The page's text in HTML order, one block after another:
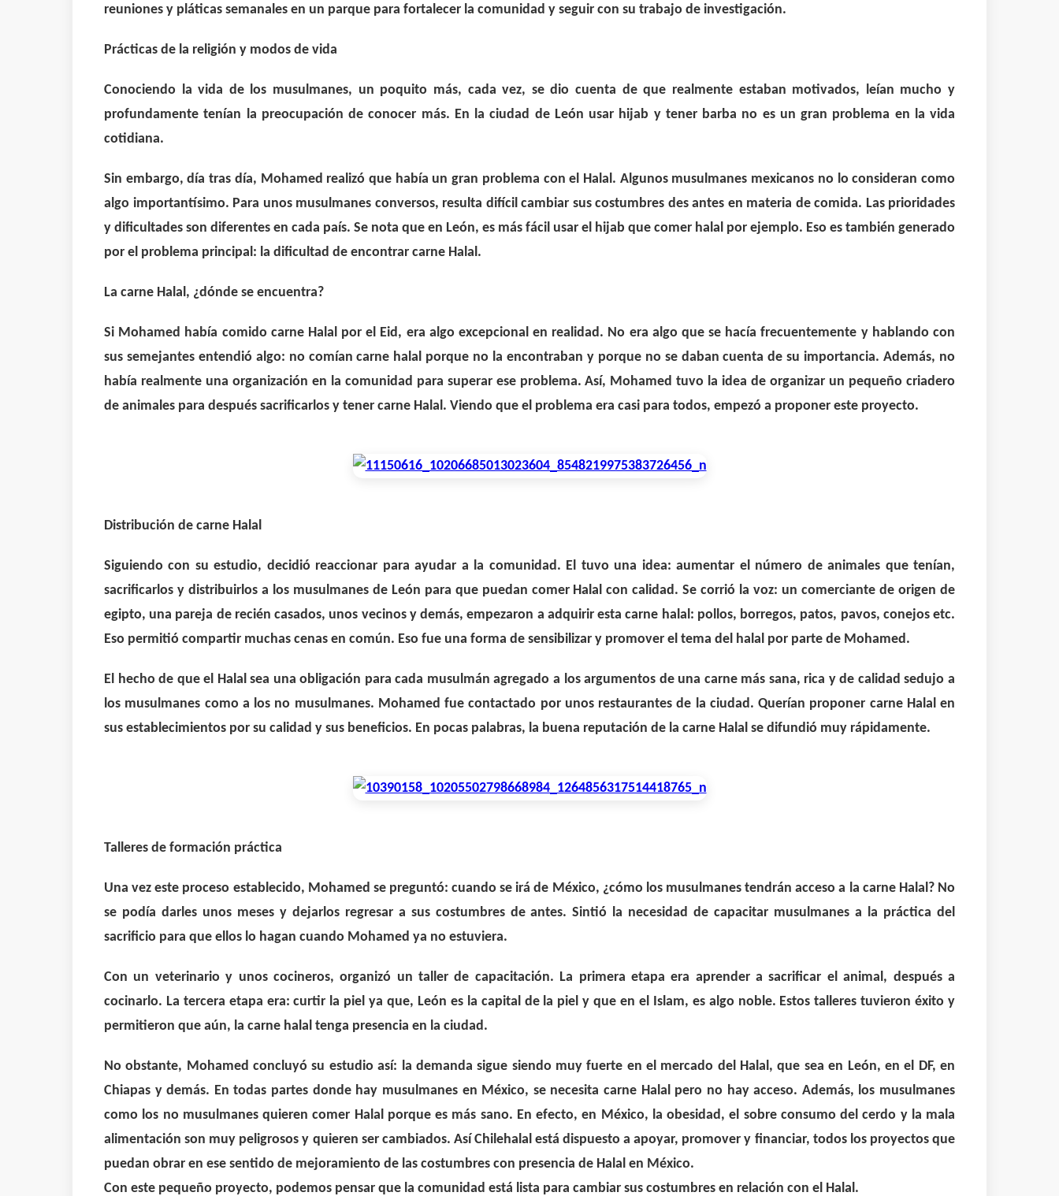
reuniones y pláticas semanales en un parque para fortalecer la comunidad y seguir con su trabajo de investigación.
Prácticas de la religión y modos de vida
Conociendo la vida de los musulmanes, un poquito más, cada vez, se dio cuenta de que realmente estaban motivados, leían mucho y
profundamente tenían la preocupación de conocer más. En la ciudad de León usar hijab y tener barba no es un gran problema en la vida
cotidiana.
Sin embargo, día tras día, Mohamed realizó que había un gran problema con el Halal. Algunos musulmanes mexicanos no lo consideran como
algo importantísimo. Para unos musulmanes conversos, resulta difícil cambiar sus costumbres des antes en materia de comida. Las prioridades
y dificultades son diferentes en cada país. Se nota que en León, es más fácil usar el hijab que comer halal por ejemplo. Eso es también generado
por el problema principal: la dificultad de encontrar carne Halal.
La carne Halal, ¿dónde se encuentra?
Si Mohamed había comido carne Halal por el Eid, era algo excepcional en realidad. No era algo que se hacía frecuentemente y hablando con
sus semejantes entendió algo: no comían carne halal porque no la encontraban y porque no se daban cuenta de su importancia. Además, no
había realmente una organización en la comunidad para superar ese problema. Así, Mohamed tuvo la idea de organizar un pequeño criadero
de animales para después sacrificarlos y tener carne Halal. Viendo que el problema era casi para todos, empezó a proponer este proyecto.
Distribución de carne Halal
Siguiendo con su estudio, decidió reaccionar para ayudar a la comunidad. El tuvo una idea: aumentar el número de animales que tenían,
sacrificarlos y distribuirlos a los musulmanes de León para que puedan comer Halal con calidad. Se corrió la voz: un comerciante de origen de
egipto, una pareja de recién casados, unos vecinos y demás, empezaron a adquirir esta carne halal: pollos, borregos, patos, pavos, conejos etc.
Eso permitió compartir muchas cenas en común. Eso fue una forma de sensibilizar y promover el tema del halal por parte de Mohamed.
El hecho de que el Halal sea una obligación para cada musulmán agregado a los argumentos de una carne más sana, rica y de calidad sedujo a
los musulmanes como a los no musulmanes. Mohamed fue contactado por unos restaurantes de la ciudad. Querían proponer carne Halal en
sus establecimientos por su calidad y sus beneficios. En pocas palabras, la buena reputación de la carne Halal se difundió muy rápidamente.
Talleres de formación práctica
Una vez este proceso establecido, Mohamed se preguntó: cuando se irá de México, ¿cómo los musulmanes tendrán acceso a la carne Halal? No
se podía darles unos meses y dejarlos regresar a sus costumbres de antes. Sintió la necesidad de capacitar musulmanes a la práctica del
sacrificio para que ellos lo hagan cuando Mohamed ya no estuviera.
Con un veterinario y unos cocineros, organizó un taller de capacitación. La primera etapa era aprender a sacrificar el animal, después a
cocinarlo. La tercera etapa era: curtir la piel ya que, León es la capital de la piel y que en el Islam, es algo noble. Estos talleres tuvieron éxito y
permitieron que aún, la carne halal tenga presencia en la ciudad.
No obstante, Mohamed concluyó su estudio así: la demanda sigue siendo muy fuerte en el mercado del Halal, que sea en León, en el DF, en
Chiapas y demás. En todas partes donde hay musulmanes en México, se necesita carne Halal pero no hay acceso. Además, los musulmanes
como los no musulmanes quieren comer Halal porque es más sano. En efecto, en México, la obesidad, el sobre consumo del cerdo y la mala
alimentación son muy peligrosos y quieren ser cambiados. Así Chilehalal está dispuesto a apoyar, promover y financiar, todos los proyectos que
puedan obrar en ese sentido de mejoramiento de las costumbres con presencia de Halal en México.
Con este pequeño proyecto, podemos pensar que la comunidad está lista para cambiar sus costumbres en relación con el Halal.